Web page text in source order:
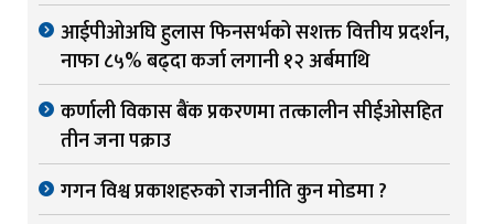
आईपीओअघि हुलास फिनसर्भको सशक्त वित्तीय प्रदर्शन,
नाफा ८५% बढ्दा कर्जा लगानी १२ अर्बमाथि
कर्णाली विकास बैंक प्रकरणमा तत्कालीन सीईओसहित
तीन जना पक्राउ
गगन विश्व प्रकाशहरुको राजनीति कुन मोडमा ?